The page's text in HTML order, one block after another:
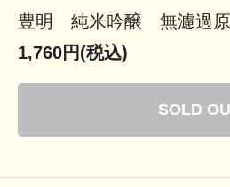
豊明 純米吟醸 無濾過原
1,760円(税込)
SOLD